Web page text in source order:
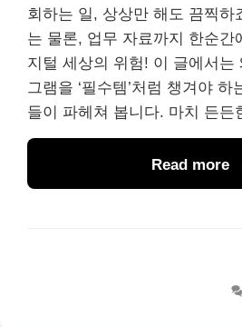
회하는 일, 상상만 해도 끔찍하
는 물론, 업무 자료까지 한순간
지털 세상의 위험! 이 글에서는
그램을 ‘필수템’처럼 챙겨야
들이 파헤쳐 봅니다. 마치 든
Read more